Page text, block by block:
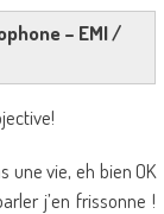
– EMI /
une vie, eh bien OK
j’en frissonne !